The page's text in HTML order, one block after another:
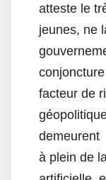
atteste le
jeunes, ne
facteur de
demeurent
à plein de